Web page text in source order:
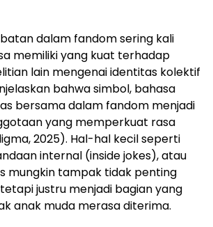
dalam fandom sering kali
memiliki yang kuat terhadap
lain mengenai identitas kolektif
bahwa simbol, bahasa
bersama dalam fandom menjadi
yang memperkuat rasa
2025). Hal-hal kecil seperti
internal (inside jokes), atau
mungkin tampak tidak penting
justru menjadi bagian yang
anak muda merasa diterima.